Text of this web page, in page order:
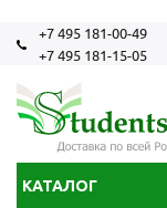
+7 495 181-00-49
+7 495 181-15-05
КАТАЛОГ